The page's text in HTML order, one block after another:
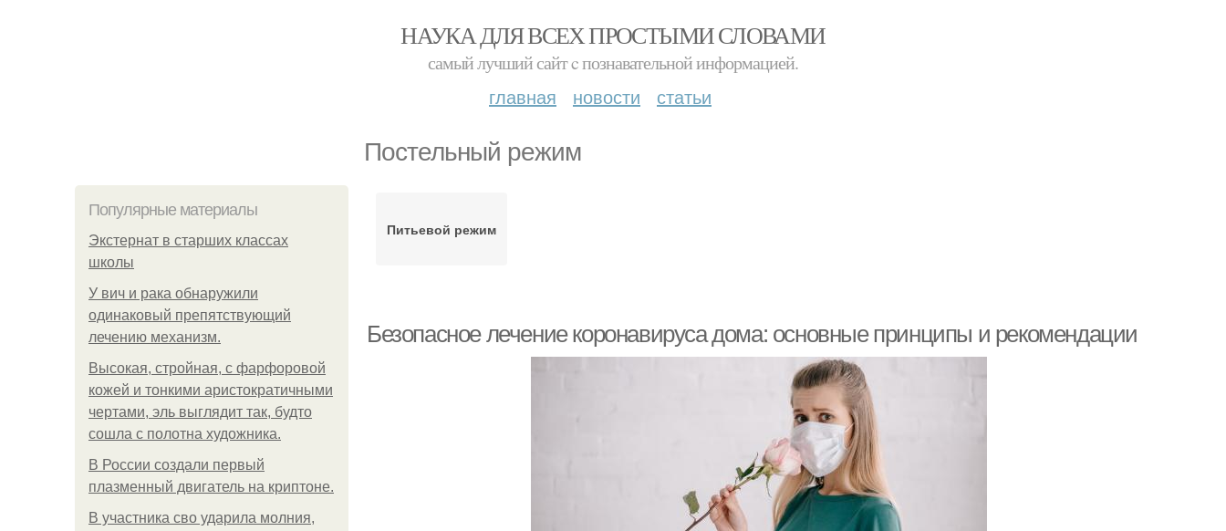
НАУКА ДЛЯ ВСЕХ ПРОСТЫМИ СЛОВАМИ
самый лучший сайт c познавательной информацией.
главная новости статьи
Постельный режим
Популярные материалы
Экстернат в старших классах
школы
У вич и рака обнаружили
одинаковый препятствующий
лечению механизм.
Высокая, стройная, с фарфоровой
кожей и тонкими аристократичными
чертами, эль выглядит так, будто
сошла с полотна художника.
В России создали первый
плазменный двигатель на криптоне.
В участника сво ударила молния,
Питьевой режим
Безопасное лечение коронавируса дома: основные принципы и рекомендации